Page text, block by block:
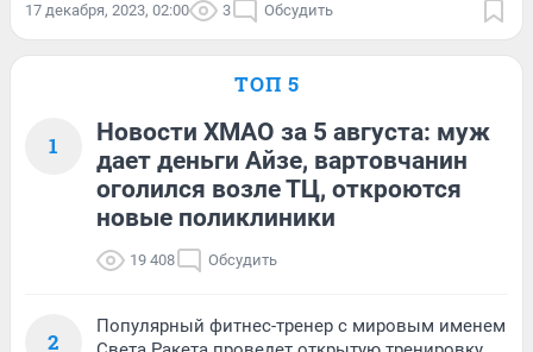
17 декабря, 2023, 02:00 3 Обсудить
ТОП 5
1
Новости ХМАО за 5 августа: муж
дает деньги Айзе, вартовчанин
оголился возле ТЦ, откроются
новые поликлиники
19 408 Обсудить
2
Популярный фитнес-тренер с мировым именем